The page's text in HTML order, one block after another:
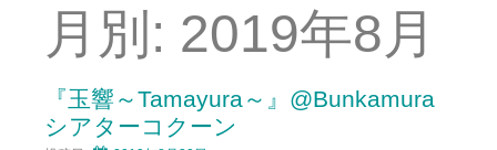
ン
ツ
へ
ス
キ
ッ
月別: 2019年8月
『玉響～Tamayura～』@Bunkamura
シアターコクーン